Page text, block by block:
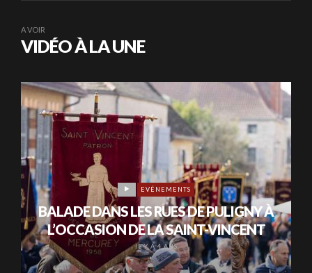
A VOIR
VIDÉO À LA UNE
EVÉNEMENTS
BALADE DANS LES RUES DE PULIGNY À
L’OCCASION DE LA SAINT-VINCENT
IL Y A 4 ANS